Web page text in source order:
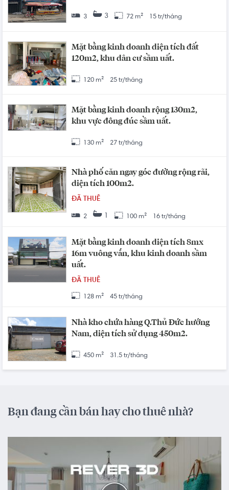
3 3 72 m² 15 tr/tháng
Mặt bằng kinh doanh diện tích đất
120m2, khu dân cư sầm uất.
120 m² 25 tr/tháng
Mặt bằng kinh doanh rộng 130m2,
khu vực đông đúc sầm uất.
130 m² 27 tr/tháng
Nhà phố căn ngay góc đường rộng rãi,
diện tích 100m2.
ĐÃ THUÊ
2 1 100 m² 16 tr/tháng
Mặt bằng kinh doanh diện tích 8mx
16m vuông vắn, khu kinh doanh sầm
uất.
ĐÃ THUÊ
128 m² 45 tr/tháng
Nhà kho chứa hàng Q.Thủ Đức hướng
Nam, diện tích sử dụng 450m2.
450 m² 31.5 tr/tháng
Bạn đang cần bán hay cho thuê nhà?